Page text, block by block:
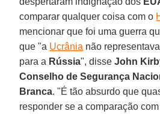
comparar qualquer coisa com o
mencionar que foi uma guerra
que "a Ucrânia não
para a Rússia", disseJohn
Conselho de Segurança
Branca. "É tão absurdo que
responder se a comparação com